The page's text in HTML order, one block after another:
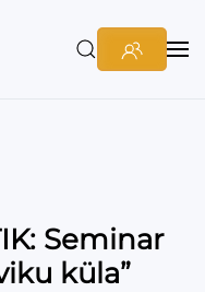
Seminar
küla”